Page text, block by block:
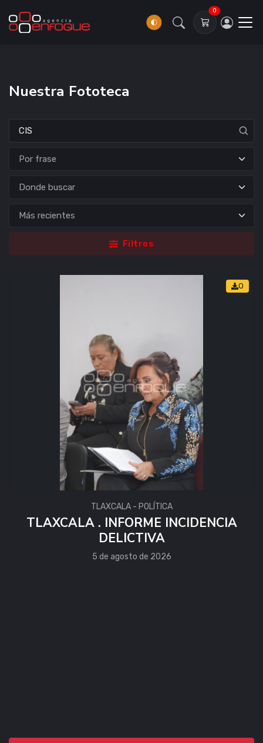
0
Nuestra Fototeca
Donde buscar
Filtros
0
TLAXCALA - POLÍTICA
TLAXCALA . INFORME INCIDENCIA
DELICTIVA
5 de agosto de 2026